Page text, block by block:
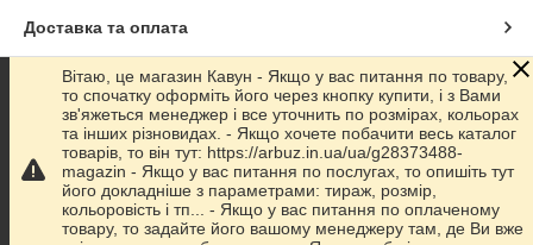
Доставка та оплата
Графік роботи
Повна версія сайту
Сайт створено на маркетплейсіProm.ua
Вітаю, це магазин Кавун - Якщо у вас питання по товару,
то спочатку оформіть його через кнопку купити, і з Вами
зв'яжеться менеджер і все уточнить по розмірах, кольорах
та інших різновидах. - Якщо хочете побачити весь каталог
товарів, то він тут: https://arbuz.in.ua/ua/g28373488-
magazin - Якщо у вас питання по послугах, то опишіть тут
його докладніше з параметрами: тираж, розмір,
кольоровість і тп... - Якщо у вас питання по оплаченому
товару, то задайте його вашому менеджеру там, де Ви вже